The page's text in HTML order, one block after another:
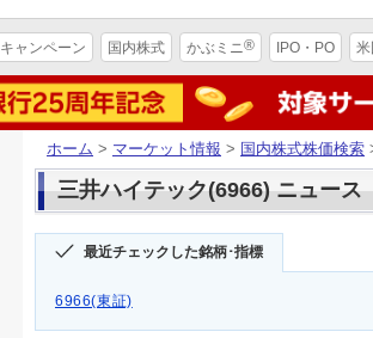
キャンペーン 国内株式 かぶミニ® IPO・PO
ホーム > マーケット情報 > 国内株式株価検索
三井ハイテック(6966) ニュース
最近チェックした銘柄･指標
6966(東証)